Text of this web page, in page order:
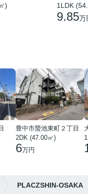
)
1LDK
9.85万
豊中市螢池東町２丁目
2DK (47.00㎡)
6万円
PLACZSHIN-OSAKA